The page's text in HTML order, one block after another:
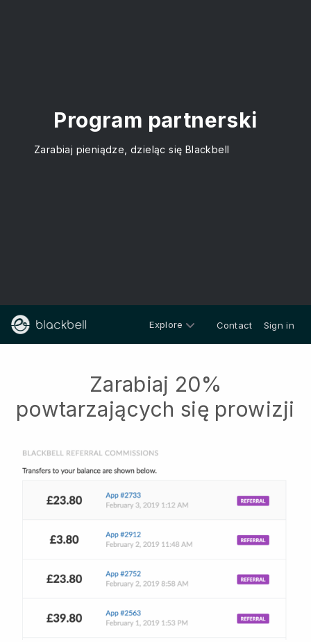
Program partnerski
Zarabiaj pieniądze, dzieląc się Blackbell
Explore Contact Sign in
Zarabiaj 20%
powtarzających się prowizji